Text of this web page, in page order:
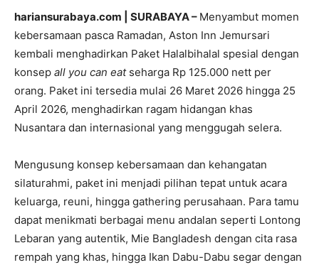
hariansurabaya.com | SURABAYA – Menyambut momen
kebersamaan pasca Ramadan, Aston Inn Jemursari
kembali menghadirkan Paket Halalbihalal spesial dengan
konsep all you can eatseharga Rp 125.000 nett per
orang. Paket ini tersedia mulai 26 Maret 2026 hingga 25
April 2026, menghadirkan ragam hidangan khas
Nusantara dan internasional yang menggugah selera.
Mengusung konsep kebersamaan dan kehangatan
silaturahmi, paket ini menjadi pilihan tepat untuk acara
keluarga, reuni, hingga gathering perusahaan. Para tamu
dapat menikmati berbagai menu andalan seperti Lontong
Lebaran yang autentik, Mie Bangladesh dengan cita rasa
rempah yang khas, hingga Ikan Dabu-Dabu segar dengan